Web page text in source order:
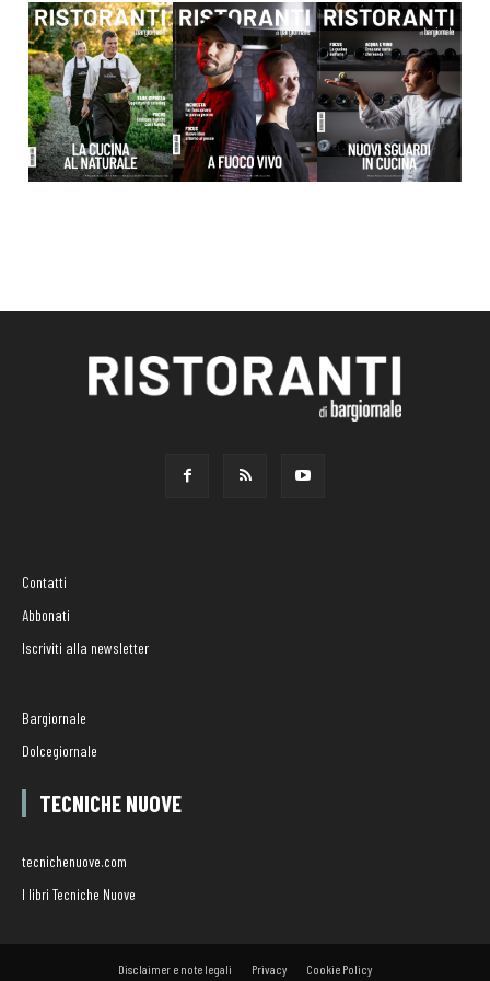
Contatti
Abbonati
Iscriviti alla newsletter
Bargiornale
Dolcegiornale
TECNICHE NUOVE
tecnichenuove.com
I libri Tecniche Nuove
Disclaimer e note legali Privacy Cookie Policy